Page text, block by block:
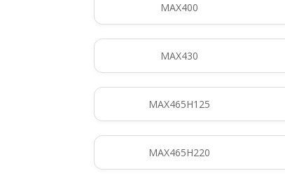
MAX400
MAX430
MAX465H125
MAX465H220